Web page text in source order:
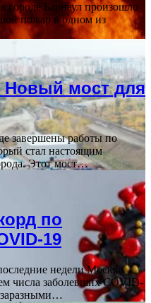
городе Барнаул произошло
пожар в одном из
мост для
завершены работы по
стал настоящим
Этот мост…
по
19
недели Москва
числа заболевших COVID-
заразными…